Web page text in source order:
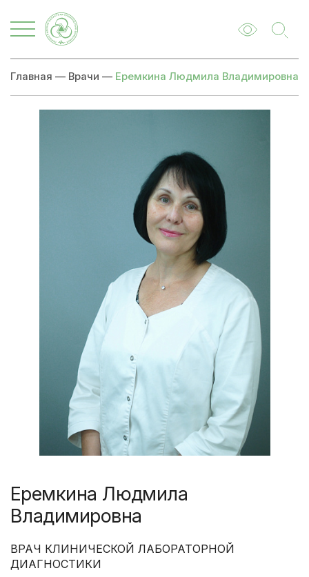
Главная — Врачи — Еремкина Людмила Владимировна
Еремкина Людмила
Владимировна
ВРАЧ КЛИНИЧЕСКОЙ ЛАБОРАТОРНОЙ
ДИАГНОСТИКИ